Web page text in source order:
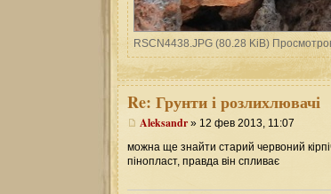
RSCN4438.JPG (80.28 KiB)
Re: Грунти і розлихлювачі
Aleksandr » 12 фев 2013, 11:07
можна ще знайти старий червоний
пінопласт, правда він спливає